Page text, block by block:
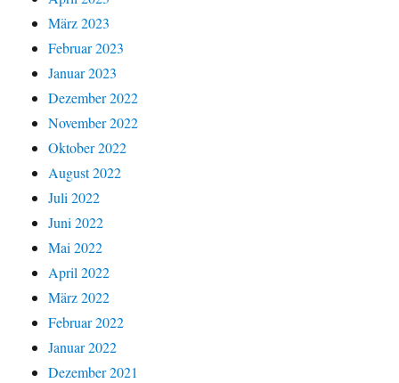
März 2023
Februar 2023
Januar 2023
Dezember 2022
November 2022
Oktober 2022
August 2022
Juli 2022
Juni 2022
Mai 2022
April 2022
März 2022
Februar 2022
Januar 2022
Dezember 2021